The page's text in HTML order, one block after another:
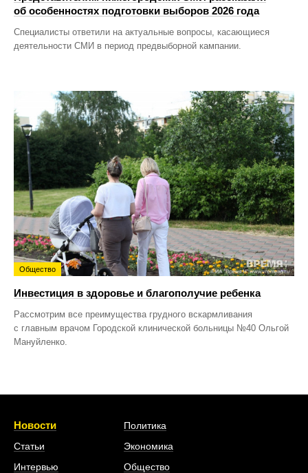
об особенностях подготовки выборов 2026 года
Специалисты ответили на актуальные вопросы, касающиеся
деятельности СМИ в период предвыборной кампании.
Общество
Инвестиция в здоровье и благополучие ребенка
Рассмотрим все преимущества грудного вскармливания
с главным врачом Городской клинической больницы №40 Ольгой
Мануйленко.
Новости
Статьи
Интервью
Политика
Экономика
Общество